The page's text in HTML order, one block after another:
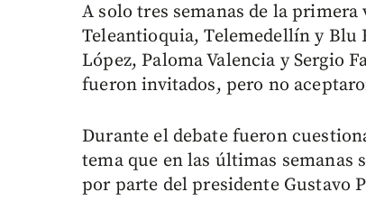
A solo tres semanas de la
Teleantioquia, Telemedellín y Blu
López, Paloma Valencia y Sergio
fueron invitados, pero no
Durante el debate fueron
tema que en las últimas semanas
por parte del presidente Gustavo